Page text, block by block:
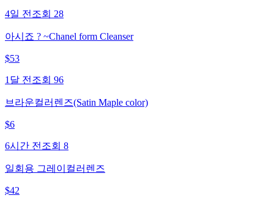
4일 전 조회 28
아시죠 ? ~Chanel form Cleanser
$53
1달 전 조회 96
브라운컬러렌즈(Satin Maple color)
$6
6시간 전 조회 8
일회용 그레이컬러렌즈
$42